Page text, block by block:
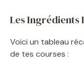
Les Ingrédients
Voici un tableau
de tes courses :